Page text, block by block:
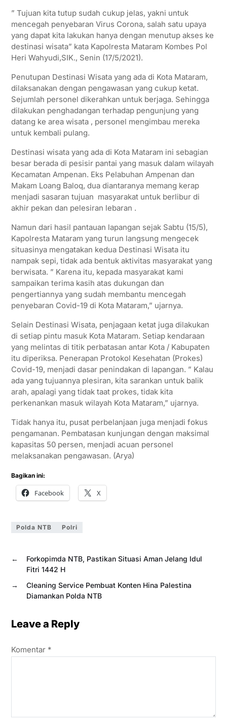
” Tujuan kita tutup sudah cukup jelas, yakni untuk
mencegah penyebaran Virus Corona, salah satu upaya
yang dapat kita lakukan hanya dengan menutup akses ke
destinasi wisata” kata Kapolresta Mataram Kombes Pol
Heri Wahyudi,SIK., Senin (17/5/2021).
Penutupan Destinasi Wisata yang ada di Kota Mataram,
dilaksanakan dengan pengawasan yang cukup ketat.
Sejumlah personel dikerahkan untuk berjaga. Sehingga
dilakukan penghadangan terhadap pengunjung yang
datang ke area wisata , personel mengimbau mereka
untuk kembali pulang.
Destinasi wisata yang ada di Kota Mataram ini sebagian
besar berada di pesisir pantai yang masuk dalam wilayah
Kecamatan Ampenan. Eks Pelabuhan Ampenan dan
Makam Loang Baloq, dua diantaranya memang kerap
menjadi sasaran tujuan masyarakat untuk berlibur di
akhir pekan dan pelesiran lebaran .
Namun dari hasil pantauan lapangan sejak Sabtu (15/5),
Kapolresta Mataram yang turun langsung mengecek
situasinya mengatakan kedua Destinasi Wisata itu
nampak sepi, tidak ada bentuk aktivitas masyarakat yang
berwisata. ” Karena itu, kepada masyarakat kami
sampaikan terima kasih atas dukungan dan
pengertiannya yang sudah membantu mencegah
penyebaran Covid-19 di Kota Mataram,” ujarnya.
Selain Destinasi Wisata, penjagaan ketat juga dilakukan
di setiap pintu masuk Kota Mataram. Setiap kendaraan
yang melintas di titik perbatasan antar Kota / Kabupaten
itu diperiksa. Penerapan Protokol Kesehatan (Prokes)
Covid-19, menjadi dasar penindakan di lapangan. ” Kalau
ada yang tujuannya plesiran, kita sarankan untuk balik
arah, apalagi yang tidak taat prokes, tidak kita
perkenankan masuk wilayah Kota Mataram,” ujarnya.
Tidak hanya itu, pusat perbelanjaan juga menjadi fokus
pengamanan. Pembatasan kunjungan dengan maksimal
kapasitas 50 persen, menjadi acuan personel
melaksanakan pengawasan. (Arya)
Bagikan ini:
Facebook X
Polda NTB Polri
←
Forkopimda NTB, Pastikan Situasi Aman Jelang Idul
Fitri 1442 H
→
Cleaning Service Pembuat Konten Hina Palestina
Diamankan Polda NTB
Leave a Reply
Komentar *